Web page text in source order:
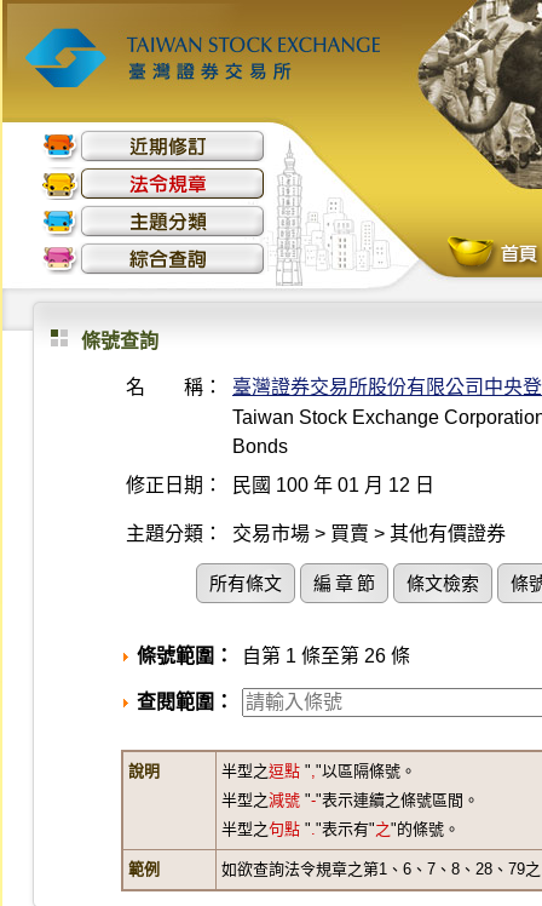
條號查詢
名 稱：
臺灣證券交易所股份有限公司中央
Taiwan Stock Exchange
Bonds
修正日期：
民國 100 年 01 月 12 日
主題分類： 交易市場 > 買賣 > 其他有價證券
所有條文 編 章 節 條文檢索 條
條號範圍： 自第 1 條至第 26 條
查閱範圍：
說明 半型之逗點 ","以區隔條號。
半型之減號 "-"表示連續之條號區間。
半型之句點 "."表示有"之"的條號。
範例 如欲查詢法令規章之第1、6、7、8、28、79